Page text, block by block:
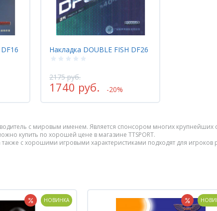
Накладка DOUBLE FISH DF26
2175 руб.
1740 руб. -20%
с мировым именем. Является спонсором многих крупнейших
купить по хорошей цене в магазине TTSPORT.
с хорошими игровыми характеристиками подходят для игроков
НОВИНКА